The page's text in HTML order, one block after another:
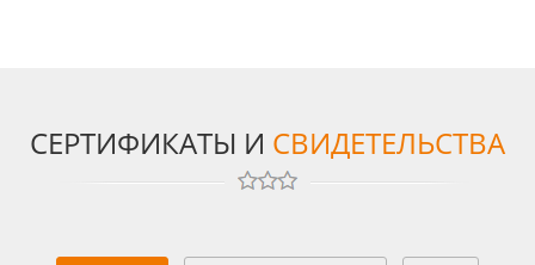
СЕРТИФИКАТЫ И СВИДЕТЕЛЬСТВА